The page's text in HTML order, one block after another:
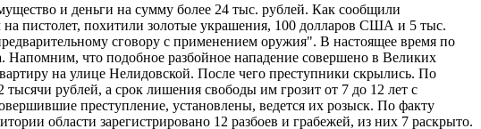
и деньги на сумму более 24 тыс. рублей. Как сообщили
пистолет, похитили золотые украшения, 100 долларов США и 5 тыс.
сговору с применением оружия". В настоящее время по
что подобное разбойное нападение совершено в Великих
на улице Нелидовской. После чего преступники скрылись. По
рублей, а срок лишения свободы им грозит от 7 до 12 лет с
преступление, установлены, ведется их розыск. По факту
области зарегистрировано 12 разбоев и грабежей, из них 7 раскрыто.